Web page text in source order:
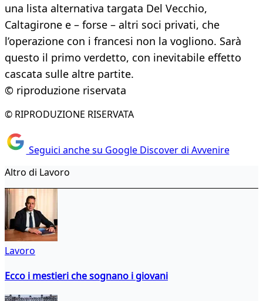
una lista alternativa targata Del Vecchio,
Caltagirone e – forse – altri soci privati, che
l’operazione con i francesi non la vogliono. Sarà
questo il primo verdetto, con inevitabile effetto
cascata sulle altre partite.
© riproduzione riservata
© RIPRODUZIONE RISERVATA
Seguici anche su Google Discover di Avvenire
Altro di Lavoro
Lavoro
Ecco i mestieri che sognano i giovani